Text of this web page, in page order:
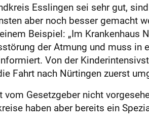
Esslingen sei sehr gut,
aber noch besser gemacht
Beispiel: „Im
der Atmung und muss in
Von der
Fahrt nach Nürtingen zuerst
Gesetzgeber nicht
haben aber bereits ein